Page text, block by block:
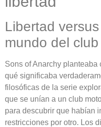
Libertad
mundo del club
Sons of Anarchy planteaba
qué significaba
filosóficas de la serie
que se unían a un club
para descubrir que habían
restricciones por otro. Los